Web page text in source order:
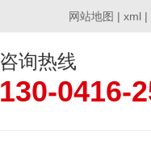
网站地图 | xml |
咨询热线
130-0416-